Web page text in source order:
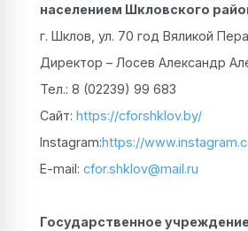
населением Шкловского
г. Шклов, ул. 70 год Вяликой
Директор – Лосев Александр
Тел.: 8 (02239) 99 683
Сайт: https://cforshklov.by/
Instagram:https://
E-mail: cfor.shklov@mail.ru
Государственное учреждение